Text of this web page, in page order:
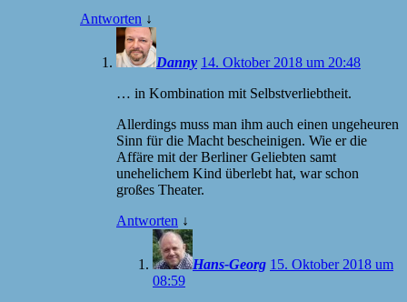
Antworten ↓
Danny 14. Oktober 2018 um 20:48
… in Kombination mit Selbstverliebtheit.
Allerdings muss man ihm auch einen ungeheuren
Sinn für die Macht bescheinigen. Wie er die
Affäre mit der Berliner Geliebten samt
unehelichem Kind überlebt hat, war schon
großes Theater.
Antworten ↓
Hans-Georg 15. Oktober 2018 um
08:59